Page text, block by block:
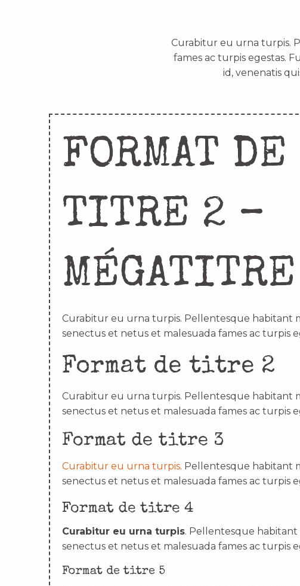
Curabitur eu urna turpis.
fames ac turpis egestas.
id, venenatis
FORMAT DE
TITRE 2 –
MÉGATITRE
Curabitur eu urna turpis. Pellentesque habitant
senectus et netus et malesuada fames ac turpis
Format de titre 2
Curabitur eu urna turpis. Pellentesque habitant
senectus et netus et malesuada fames ac turpis
Format de titre 3
Curabitur eu urna turpis. Pellentesque habitant
senectus et netus et malesuada fames ac turpis
Format de titre 4
Curabitur eu urna turpis. Pellentesque
senectus et netus et malesuada fames ac turpis
Format de titre 5